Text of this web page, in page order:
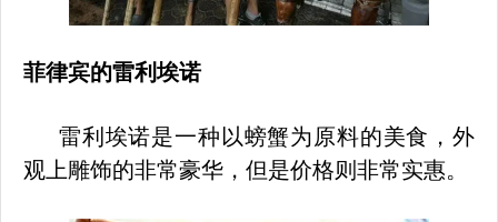
菲律宾的雷利埃诺
雷利埃诺是一种以螃蟹为原料的美食，外
观上雕饰的非常豪华，但是价格则非常实惠。